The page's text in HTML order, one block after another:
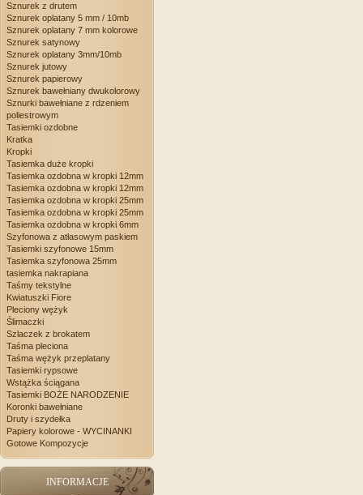
Sznurek z drutem
Sznurek oplatany 5 mm / 10mb
Sznurek oplatany 7 mm kolorowe
Sznurek satynowy
Sznurek oplatany 3mm/10mb
Sznurek jutowy
Sznurek papierowy
Sznurek bawełniany dwukolorowy
Sznurki bawełniane z rdzeniem
poliestrowym
Tasiemki ozdobne
Kratka
Kropki
Tasiemka duże kropki
Tasiemka ozdobna w kropki 12mm
Tasiemka ozdobna w kropki 12mm
Tasiemka ozdobna w kropki 25mm
Tasiemka ozdobna w kropki 25mm
Tasiemka ozdobna w kropki 6mm
Szyfonowa z atłasowym paskiem
Tasiemki szyfonowe 15mm
Tasiemka szyfonowa 25mm
tasiemka nakrapiana
Taśmy tekstylne
Kwiatuszki Fiore
Pleciony wężyk
Ślimaczki
Szlaczek z brokatem
Taśma pleciona
Taśma wężyk przeplatany
Tasiemki rypsowe
Wstążka ściągana
Tasiemki BOŻE NARODZENIE
Koronki bawełniane
Druty i szydełka
Papiery kolorowe - WYCINANKI
Gotowe Kompozycje
INFORMACJE